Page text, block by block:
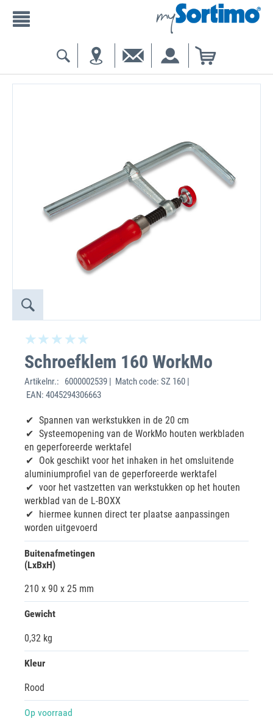
Schroefklem 160 WorkMo
Artikelnr.:
6000002539 | Match code: SZ 160 |
EAN: 4045294306663
Spannen van werkstukken in de 20 cm
Systeemopening van de WorkMo houten werkbladen
en geperforeerde werktafel
Ook geschikt voor het inhaken in het omsluitende
aluminiumprofiel van de geperforeerde werktafel
‌voor het vastzetten van werkstukken op het houten
werkblad van de L-BOXX
‌hiermee kunnen direct ter plaatse aanpassingen
worden uitgevoerd
Buitenafmetingen
(LxBxH)
210 x 90 x 25 mm
Gewicht
0,32 kg
Kleur
Rood
Op voorraad